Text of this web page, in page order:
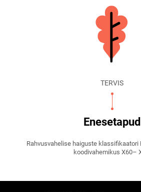
TERVIS
Enesetapud
Rahvusvahelise haiguste klassifikaatori
koodivahemikus X60–